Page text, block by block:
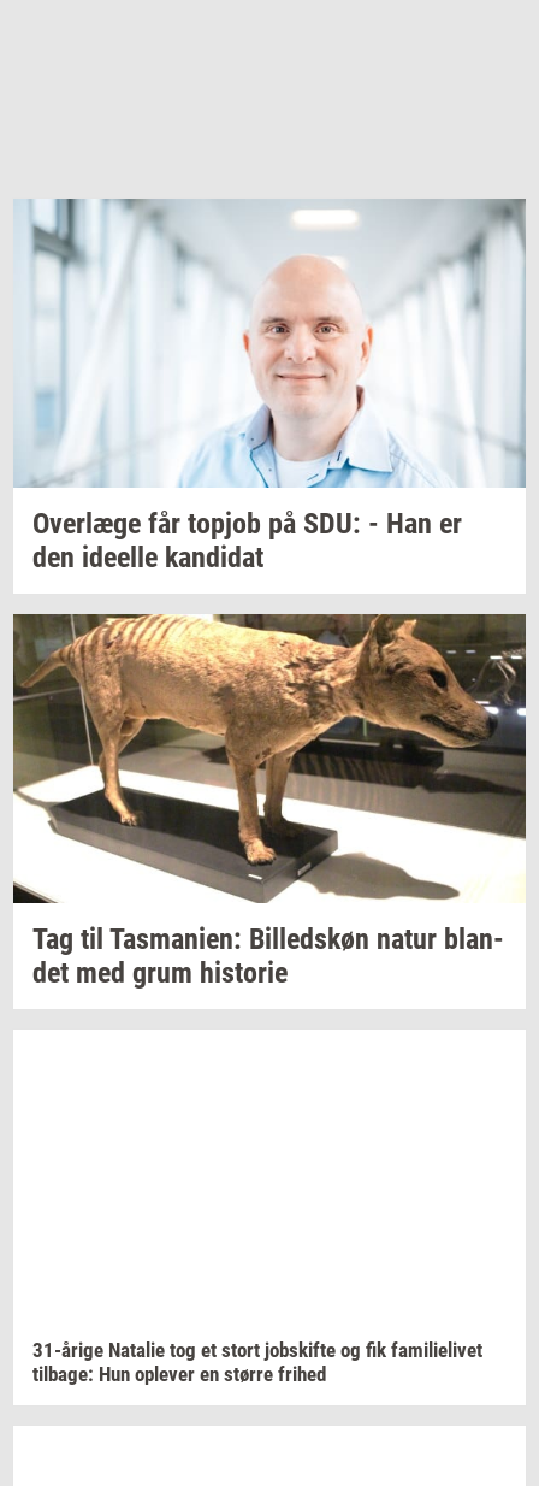
Over­læ­ge får topjob på SDU: - Han er
den ide­el­le kan­di­dat
Tag til Tas­ma­ni­en: Bil­leds­køn natur blan­
det med grum hi­sto­rie
31-​årige Na­ta­lie tog et stort jobs­kif­te og fik fa­mi­li­e­li­vet
til­ba­ge: Hun op­le­ver en stør­re fri­hed